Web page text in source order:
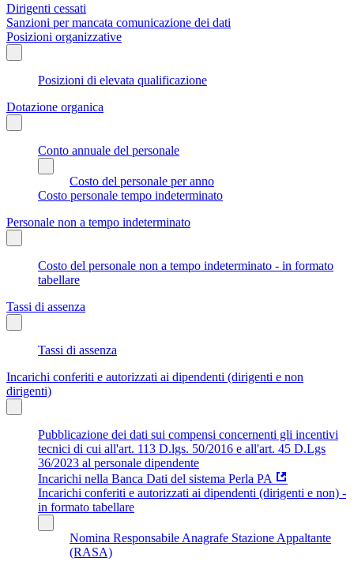
Dirigenti cessati
Sanzioni per mancata comunicazione dei dati
Posizioni organizzative
Posizioni di elevata qualificazione
Dotazione organica
Conto annuale del personale
Costo del personale per anno
Costo personale tempo indeterminato
Personale non a tempo indeterminato
Costo del personale non a tempo indeterminato - in formato
tabellare
Tassi di assenza
Tassi di assenza
Incarichi conferiti e autorizzati ai dipendenti (dirigenti e non
dirigenti)
Pubblicazione dei dati sui compensi concernenti gli incentivi
tecnici di cui all'art. 113 D.lgs. 50/2016 e all'art. 45 D.Lgs
36/2023 al personale dipendente
Incarichi nella Banca Dati del sistema Perla PA
Incarichi conferiti e autorizzati ai dipendenti (dirigenti e non) -
in formato tabellare
Nomina Responsabile Anagrafe Stazione Appaltante
(RASA)